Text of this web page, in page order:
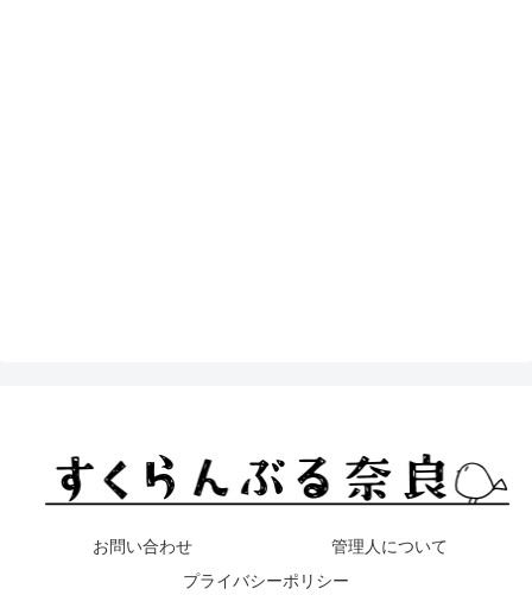
お問い合わせ
管理人について
プライバシーポリシー